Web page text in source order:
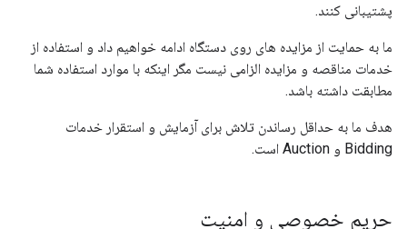
پشتیبانی کنند.
ما به حمایت از مزایده های روی دستگاه ادامه خواهیم داد و استفاده از
خدمات مناقصه و مزایده الزامی نیست مگر اینکه با موارد استفاده شما
مطابقت داشته باشد.
هدف ما به حداقل رساندن تلاش برای آزمایش و استقرار خدمات
Bidding و Auction است.
حریم خصوصی و امنیت